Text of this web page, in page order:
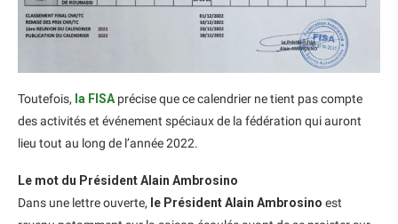
Toutefois, la FISA précise que ce calendrier ne tient pas compte
des activités et événement spéciaux de la fédération qui auront
lieu tout au long de l’année 2022.
Le mot du Président Alain Ambrosino
Dans une lettre ouverte, le Président Alain Ambrosino est